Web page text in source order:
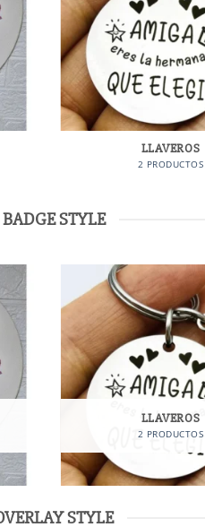
LLAVEROS
2 PRODUCTOS
BADGE STYLE
LLAVEROS
2 PRODUCTOS
STYLE